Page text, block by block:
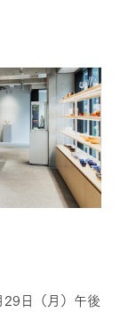
せ
日（月）午後